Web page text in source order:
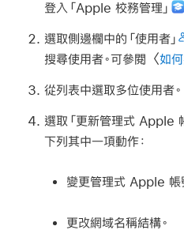
登入「Apple 校務管理」
選取側邊欄中的「使用者」
搜尋使用者。可參閱〈如
從列表中選取多位使用者。
選取「更新管理式 Apple
下列其中一項動作：
變更管理式 Apple 帳
更改網域名稱結構。